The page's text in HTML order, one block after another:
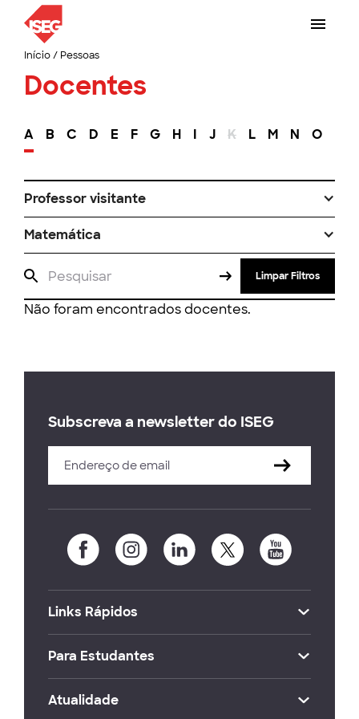
Início/ Pessoas
Docentes
A B C D E F G H I J K L M N O
Professor visitante
Matemática
Limpar Filtros
Não foram encontrados docentes.
Subscreva a newsletter do ISEG
Links Rápidos
Para Estudantes
Atualidade